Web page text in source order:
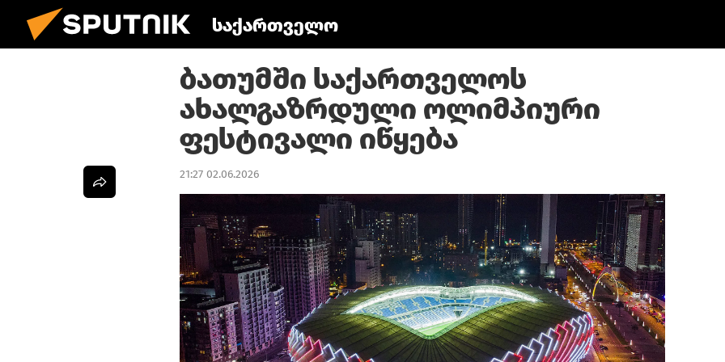
საქართველო
ბათუმში საქართველოს
ახალგაზრდული ოლიმპიური
ფესტივალი იწყება
21:27 02.06.2026